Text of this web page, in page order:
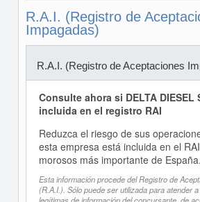
R.A.I. (Registro de
Impagadas)
R.A.I. (Registro de Aceptaciones
Consulte ahora si DELTA DIESEL
incluida en el registro RAI
Reduzca el riesgo de sus
esta empresa está incluida en el
morosos más importante de España.
Esta información procede del Registro de
(R.A.I.). Sólo puede ser utilizada para atender